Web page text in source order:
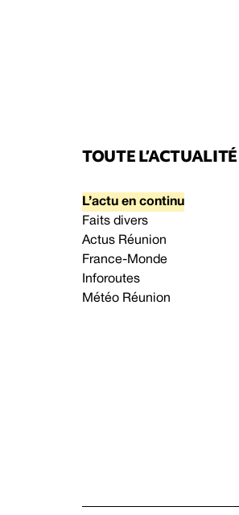
TOUTE L’ACTUALITÉ
L’actu en continu
Faits divers
Actus Réunion
France-Monde
Inforoutes
Météo Réunion